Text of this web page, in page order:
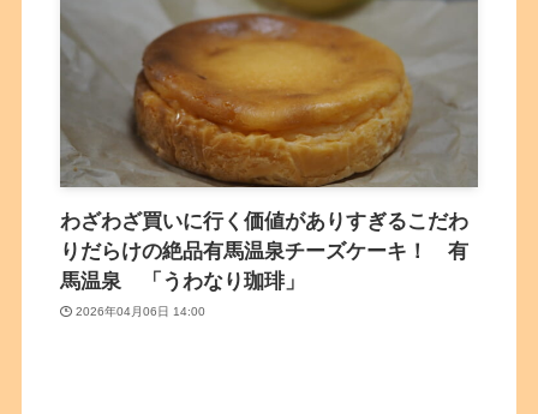
わざわざ買いに行く価値がありすぎるこだわ
りだらけの絶品有馬温泉チーズケーキ！ 有
馬温泉 「うわなり珈琲」
2026年04月06日 14:00